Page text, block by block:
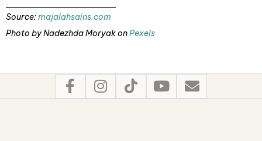
Source:majalahsains.com
Photo by Nadezhda Moryak onPexels